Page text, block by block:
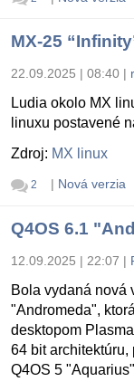
MX-25
22.09.2025 | 08:40 |
Ludia okolo MX
linuxu postavené
Zdroj: MX linux
2 | Nová verzia
Q4OS 6.1
12.09.2025 | 22:07 |
Bola vydaná nová
"Andromeda",
desktopom
64 bit architektúru,
Q4OS 5